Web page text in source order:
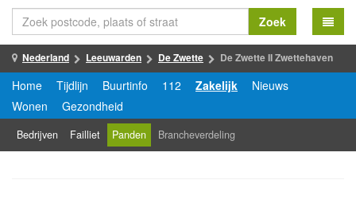
Zoek
Nederland Leeuwarden De Zwette De Zwette II Zwettehaven
Home Tijdlijn Buurtinfo 112 Zakelijk
Nieuws
Wonen
Gezondheid
Bedrijven Failliet Panden Brancheverdeling